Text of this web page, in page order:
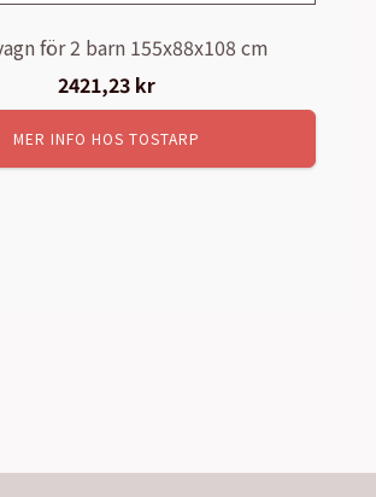
för 2 barn 155x88x108 cm
2421,23 kr
MER INFO HOS TOSTARP